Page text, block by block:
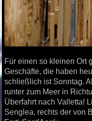
Für einen so kleinen Ort
Geschäfte, die haben
schließlich ist Sonntag.
runter zum Meer in
Überfahrt nach Valletta!
Senglea, rechts der von